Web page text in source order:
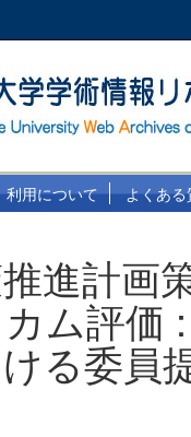
利用について よくある
進計画
ム評価
る委員